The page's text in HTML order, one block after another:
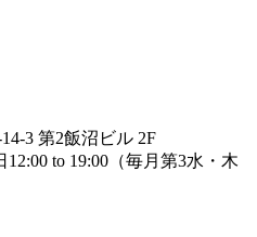
3 第2飯沼ビル 2F
to 19:00（毎月第3水・木